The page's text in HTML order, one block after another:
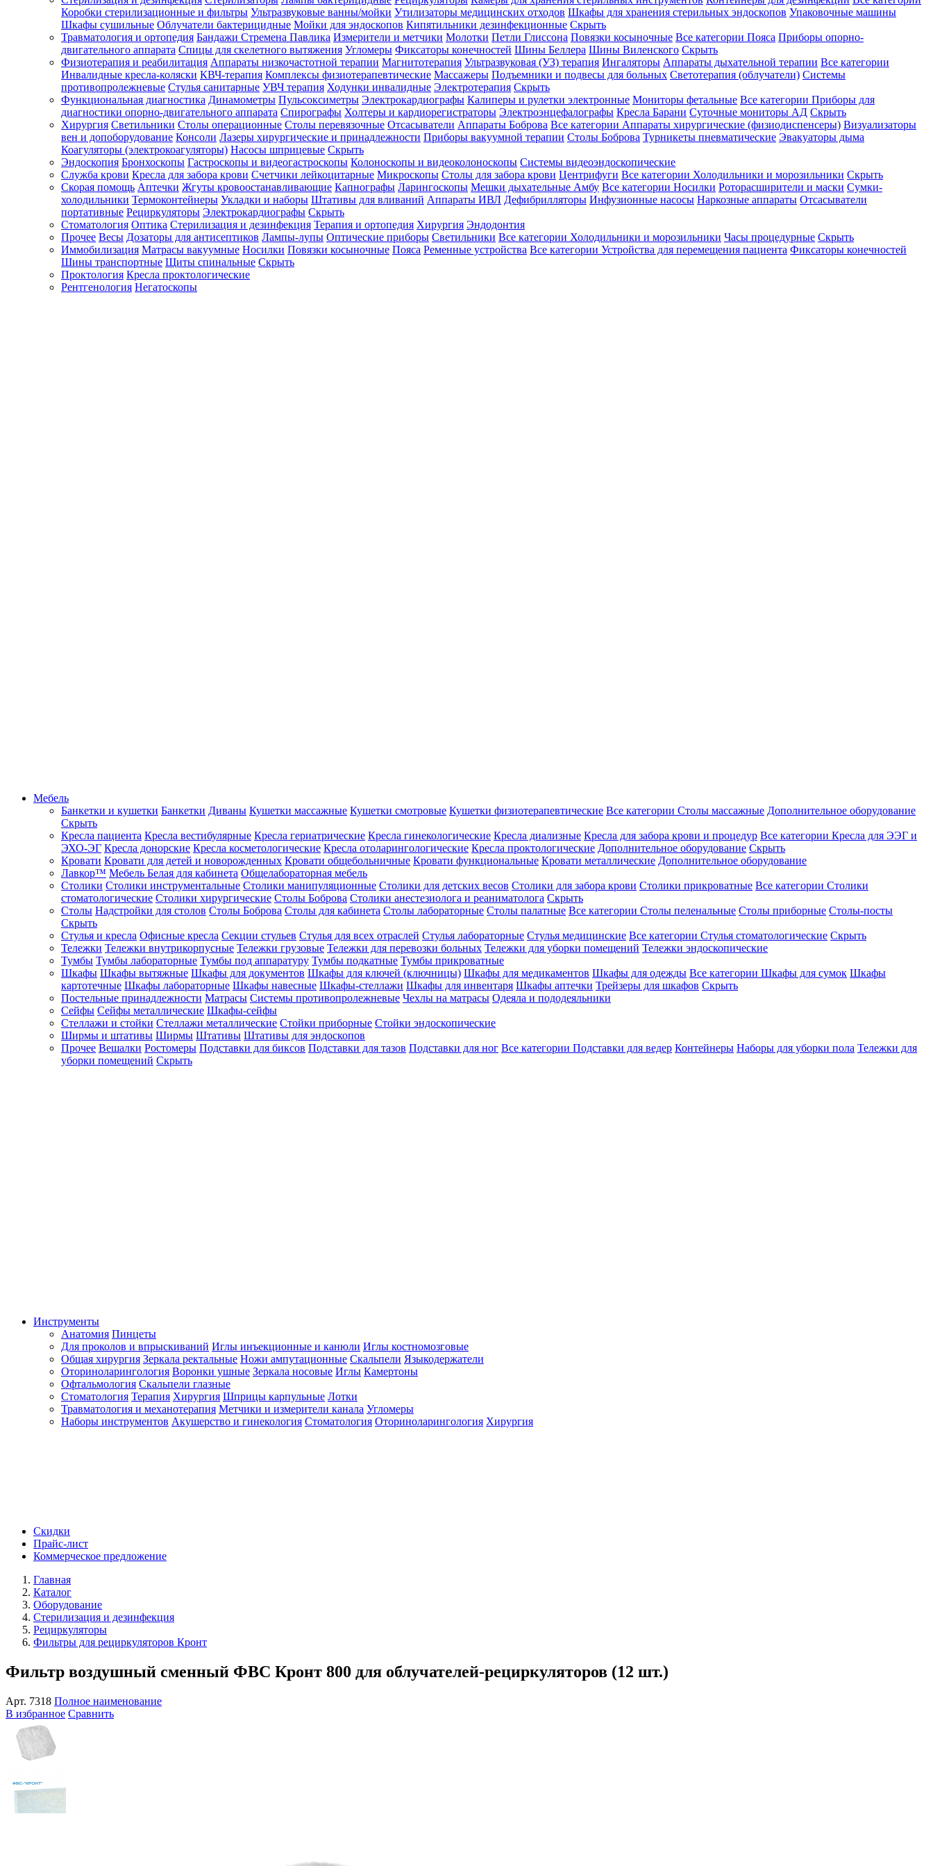
Зарегистрироваться
Зачем
регистрироваться?
Все
покупки
в
одном
месте
Личный
менеджер
Отслеживание
статуса
заказа
Коробки стерилизационные и фильтры Ультразвуковые ванны/мойки Утилизаторы медицинских отходов Шкафы для хранения стерильных эндоскопов Упаковочные машины
Шкафы сушильные Облучатели бактерицидные Мойки для эндоскопов Кипятильники дезинфекционные Скрыть
Травматология и ортопедия Бандажи Стремена Павлика Измерители и метчики Молотки Петли Глиссона Повязки косыночные Все категории Пояса Приборы опорно-
двигательного аппарата Спицы для скелетного вытяжения Угломеры Фиксаторы конечностей Шины Беллера Шины Виленского Скрыть
Физиотерапия и реабилитация Аппараты низкочастотной терапии Магнитотерапия Ультразвуковая (УЗ) терапия Ингаляторы Аппараты дыхательной терапии Все категории
Инвалидные кресла-коляски КВЧ-терапия Комплексы физиотерапевтические Массажеры Подъемники и подвесы для больных Светотерапия (облучатели) Системы
противопролежневые Стулья санитарные УВЧ терапия Ходунки инвалидные Электротерапия Скрыть
Функциональная диагностика Динамометры Пульсоксиметры Электрокардиографы Калиперы и рулетки электронные Мониторы фетальные Все категории Приборы для
диагностики опорно-двигательного аппарата Спирографы Холтеры и кардиорегистраторы Электроэнцефалографы Кресла Барани Суточные мониторы АД Скрыть
Хирургия Светильники Столы операционные Столы перевязочные Отсасыватели Аппараты Боброва Все категории Аппараты хирургические (физиодиспенсеры) Визуализаторы
вен и допоборудование Консоли Лазеры хирургические и принадлежности Приборы вакуумной терапии Столы Боброва Турникеты пневматические Эвакуаторы дыма
Коагуляторы (электрокоагуляторы) Насосы шприцевые Скрыть
Эндоскопия Бронхоскопы Гастроскопы и видеогастроскопы Колоноскопы и видеоколоноскопы Системы видеоэндоскопические
Служба крови Кресла для забора крови Счетчики лейкоцитарные Микроскопы Столы для забора крови Центрифуги Все категории Холодильники и морозильники Скрыть
Скорая помощь Аптечки Жгуты кровоостанавливающие Капнографы Ларингоскопы Мешки дыхательные Амбу Все категории Носилки Роторасширители и маски Сумки-
холодильники Термоконтейнеры Укладки и наборы Штативы для вливаний Аппараты ИВЛ Дефибрилляторы Инфузионные насосы Наркозные аппараты Отсасыватели
портативные Рециркуляторы Электрокардиографы Скрыть
Стоматология Оптика Стерилизация и дезинфекция Терапия и ортопедия Хирургия Эндодонтия
Прочее Весы Дозаторы для антисептиков Лампы-лупы Оптические приборы Светильники Все категории Холодильники и морозильники Часы процедурные Скрыть
Иммобилизация Матрасы вакуумные Носилки Повязки косыночные Пояса Ременные устройства Все категории Устройства для перемещения пациента Фиксаторы конечностей
Шины транспортные Щиты спинальные Скрыть
Проктология Кресла проктологические
Рентгенология Негатоскопы
Мебель
Банкетки и кушетки Банкетки Диваны Кушетки массажные Кушетки смотровые Кушетки физиотерапевтические Все категории Столы массажные Дополнительное оборудование
Скрыть
Кресла пациента Кресла вестибулярные Кресла гериатрические Кресла гинекологические Кресла диализные Кресла для забора крови и процедур Все категории Кресла для ЭЭГ и
ЭХО-ЭГ Кресла донорские Кресла косметологические Кресла отоларингологические Кресла проктологические Дополнительное оборудование Скрыть
Кровати Кровати для детей и новорожденных Кровати общебольничные Кровати функциональные Кровати металлические Дополнительное оборудование
Лавкор™ Мебель Белая для кабинета Общелабораторная мебель
Столики Столики инструментальные Столики манипуляционные Столики для детских весов Столики для забора крови Столики прикроватные Все категории Столики
стоматологические Столики хирургические Столы Боброва Столики анестезиолога и реаниматолога Скрыть
Столы Надстройки для столов Столы Боброва Столы для кабинета Столы лабораторные Столы палатные Все категории Столы пеленальные Столы приборные Столы-посты
Скрыть
Стулья и кресла Офисные кресла Секции стульев Стулья для всех отраслей Стулья лабораторные Стулья медицинские Все категории Стулья стоматологические Скрыть
Тележки Тележки внутрикорпусные Тележки грузовые Тележки для перевозки больных Тележки для уборки помещений Тележки эндоскопические
Тумбы Тумбы лабораторные Тумбы под аппаратуру Тумбы подкатные Тумбы прикроватные
Шкафы Шкафы вытяжные Шкафы для документов Шкафы для ключей (ключницы) Шкафы для медикаментов Шкафы для одежды Все категории Шкафы для сумок Шкафы
картотечные Шкафы лабораторные Шкафы навесные Шкафы-стеллажи Шкафы для инвентаря Шкафы аптечки Трейзеры для шкафов Скрыть
Постельные принадлежности Матрасы Системы противопролежневые Чехлы на матрасы Одеяла и пододеяльники
Сейфы Сейфы металлические Шкафы-сейфы
Стеллажи и стойки Стеллажи металлические Стойки приборные Стойки эндоскопические
Ширмы и штативы Ширмы Штативы Штативы для эндоскопов
Прочее Вешалки Ростомеры Подставки для биксов Подставки для тазов Подставки для ног Все категории Подставки для ведер Контейнеры Наборы для уборки пола Тележки для
уборки помещений Скрыть
Инструменты
Анатомия Пинцеты
Для проколов и впрыскиваний Иглы инъекционные и канюли Иглы костномозговые
Общая хирургия Зеркала ректальные Ножи ампутационные Скальпели Языкодержатели
Оториноларингология Воронки ушные Зеркала носовые Иглы Камертоны
Офтальмология Скальпели глазные
Стоматология Терапия Хирургия Шприцы карпульные Лотки
Травматология и механотерапия Метчики и измерители канала Угломеры
Наборы инструментов Акушерство и гинекология Стоматология Оториноларингология Хирургия
Скидки
Прайс-лист
Коммерческое предложение
Главная
Каталог
Оборудование
Стерилизация и дезинфекция
Рециркуляторы
Фильтры для рециркуляторов Кронт
Фильтр воздушный сменный ФВС Кронт 800 для облучателей-рециркуляторов (12 шт.)
Арт. 7318 Полное наименование
В избранное Сравнить